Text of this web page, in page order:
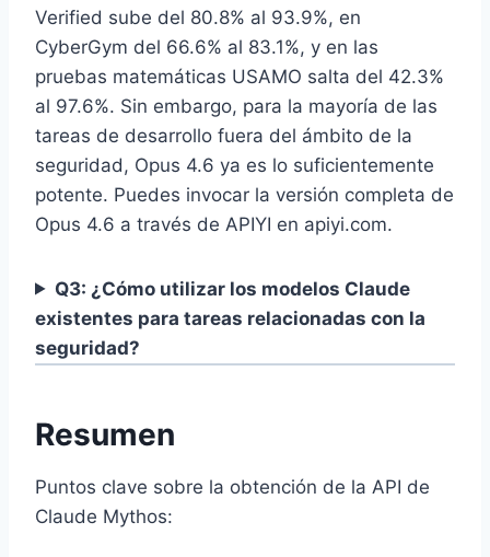
Verified sube del 80.8% al 93.9%, en
CyberGym del 66.6% al 83.1%, y en las
pruebas matemáticas USAMO salta del 42.3%
al 97.6%. Sin embargo, para la mayoría de las
tareas de desarrollo fuera del ámbito de la
seguridad, Opus 4.6 ya es lo suficientemente
potente. Puedes invocar la versión completa de
Opus 4.6 a través de APIYI en apiyi.com.
Q3: ¿Cómo utilizar los modelos Claude
existentes para tareas relacionadas con la
seguridad?
Resumen
Puntos clave sobre la obtención de la API de
Claude Mythos: